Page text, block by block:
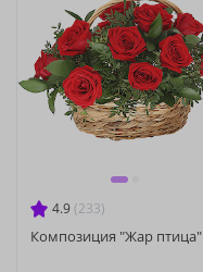
4.9 (233)
Композиция "Жар птица"